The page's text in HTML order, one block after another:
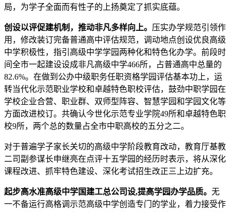
局，为学子全面而有性子的上扬奠定了抓实底蕴。
创设以评促建机制，推动非凡多样向上。 压实办学规范引领作
用，修改装订完备普通高中评估规范，调动地点创设优良高级
中学积极性，指引高级中学学园两种化和特色化办学。前段时
间全市一起建设设成非凡高级中学466所，占普通高中总量的
82.6%。在做到公办中级职务任职资格学园评估基本功上，运
转当代化示范职业学校和卓越特色职校评估，鼓劲中职学园在
学校企业合营、职业群、双师型阵容、智慧学园和学园文化等
方面改进校订。共确认今世化示范专业学院49所和卓越特色职
校9所，两个总的数量占全市中职高校的五分之二。
对于普遍学子家长关切的高级中学阶段教育改动，教育厅基教
二司副参谋长申继亮在点评十五学园的经历时表示，将从深化
课程改进、抓牢特色建设、深化考试招生改正三上边扩充。
起步高水准高级中学国建工总公司设,提高学园办学品质。 无
一不备运行高格调示范高级中学创造专门的学业，着力接受作